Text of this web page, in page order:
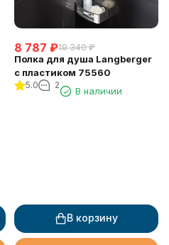
8 787 ₽19 340 ₽
Полка для душа Langberger
с пластиком 75560
5.0 2
В наличии
В корзину